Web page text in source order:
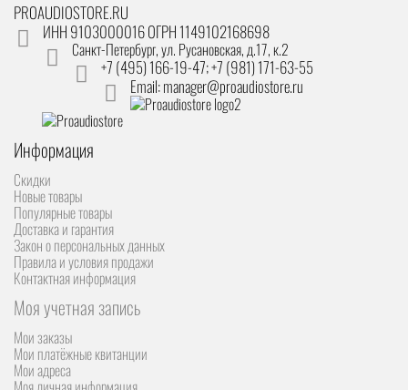
PROAUDIOSTORE.RU
ИНН 9103000016 ОГРН 1149102168698
Санкт-Петербург,ул. Русановская, д.17, к.2
+7 (495) 166-19-47; +7 (981) 171-63-55
Email: manager@proaudiostore.ru
Информация
Скидки
Новые товары
Популярные товары
Доставка и гарантия
Закон о персональных данных
Правила и условия продажи
Контактная информация
Моя учетная запись
Мои заказы
Мои платёжные квитанции
Мои адреса